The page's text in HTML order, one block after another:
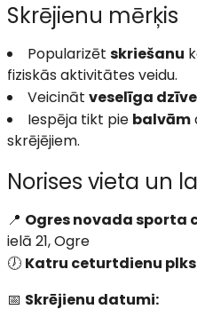
Skrējienu mērķis
Popularizēt skriešanu
fiziskās aktivitātes veidu.
Veicināt veselīga
Iespēja tikt pie balvām
skrējējiem.
Norises vieta un
📍 Ogres novada sporta
ielā 21, Ogre
🕖 Katru ceturtdienu
📅 Skrējienu datumi: